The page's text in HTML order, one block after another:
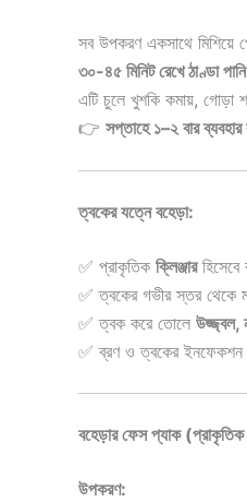
সব উপকরণ একসাথে মিশিয়ে
৩০-৪৫ মিনিট রেখে ঠাণ্ডা
এটি চুলে খুশকি কমায়, গোড়া
👉 সপ্তাহে ১–২ বার
ত্বকের যত্নে বহেড়া:
✅ প্রাকৃতিক ক্লিঞ্জারহিসেবে
✅ ত্বকের গভীর স্তর থেকে
✅ ত্বক করে তোলে উজ্জ্বল,
✅ ব্রণ ও ত্বকের ইনফেকশন
বহেড়ার ফেস প্যাক
উপকরণ: